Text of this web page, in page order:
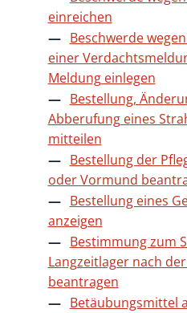
einreichen
Beschwerde
einer
Meldung einlegen
Bestellung,
Abberufung eines
mitteilen
Bestellung der
oder Vormund
Bestellung eines
anzeigen
Bestimmung zum
Langzeitlager nach
beantragen
Betäubungsmittel